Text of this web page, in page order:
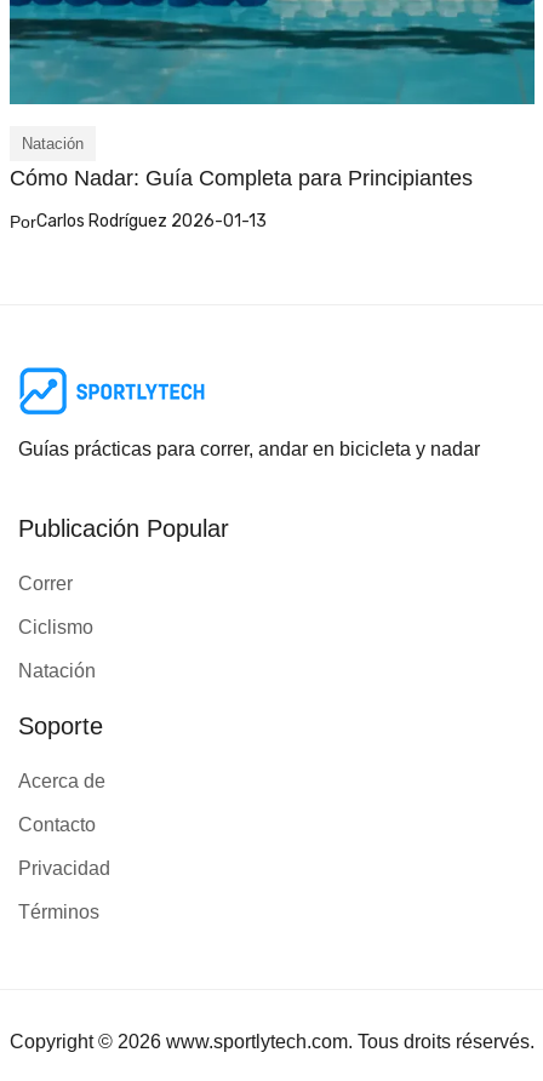
Natación
Cómo Nadar: Guía Completa para Principiantes
PorCarlos Rodríguez 2026-01-13
Guías prácticas para correr, andar en bicicleta y nadar
Publicación Popular
Correr
Ciclismo
Natación
Soporte
Acerca de
Contacto
Privacidad
Términos
Copyright © 2026 www.sportlytech.com. Tous droits réservés.